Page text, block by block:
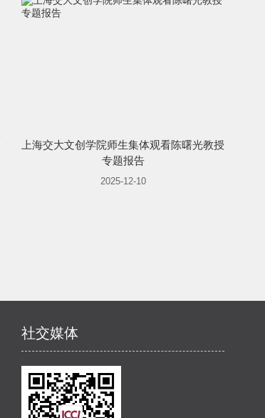
上海交大文创学院师生集体观看陈曙光教授
专题报告
2025-12-10
社交媒体